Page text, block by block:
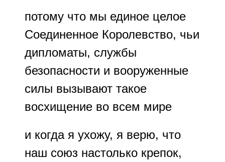
потому что мы единое целое
Соединенное Королевство, чьи
дипломаты, службы
безопасности и вооруженные
силы вызывают такое
восхищение во всем мире
и когда я ухожу, я верю, что
наш союз настолько крепок,